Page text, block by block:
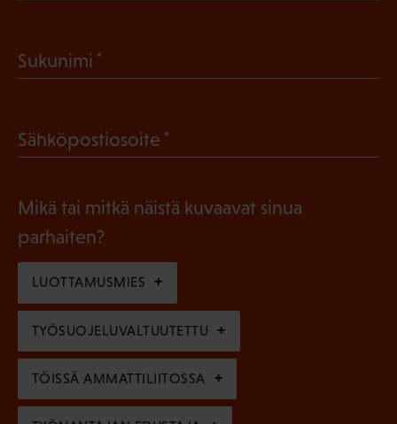
l
n
e
)
Sukunimi
k
l
i
n
e
n
)
Sähköpostiosoite
l
i
n
e
Mikä tai mitkä näistä kuvaavat sinua
parhaiten?
LUOTTAMUSMIES
TYÖSUOJELUVALTUUTETTU
TÖISSÄ AMMATTILIITOSSA